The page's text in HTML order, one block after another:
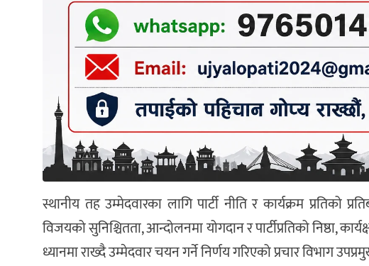
स्थानीय तह उम्मेदवारका लागि पार्टी नीति र कार्यक्रम प्रतिको
विजयको सुनिश्चितता, आन्दोलनमा योगदान र पार्टीप्रतिको निष्ठा,
ध्यानमा राख्दै उम्मेदवार चयन गर्ने निर्णय गरिएको प्रचार विभाग